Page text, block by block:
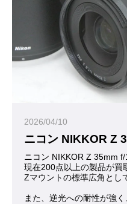
2026/04/10
ニコン NIKKOR Z
ニコン NIKKOR Z 35mm
現在200点以上の製品が買
Zマウントの標準広角とし
また、逆光への耐性が強